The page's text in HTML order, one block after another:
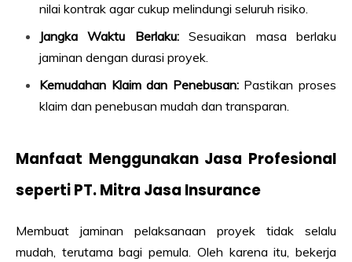
nilai kontrak agar cukup melindungi seluruh risiko.
Jangka Waktu Berlaku:Sesuaikan masa berlaku
jaminan dengan durasi proyek.
Kemudahan Klaim dan Penebusan:Pastikan proses
klaim dan penebusan mudah dan transparan.
Manfaat Menggunakan Jasa Profesional
seperti PT. Mitra Jasa Insurance
Membuat jaminan pelaksanaan proyek tidak selalu
mudah, terutama bagi pemula. Oleh karena itu, bekerja